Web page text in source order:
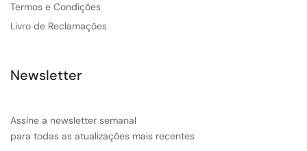
Termos e Condições
Livro de Reclamações
Newsletter
Assine a newsletter semanal
para todas as atualizações mais recentes